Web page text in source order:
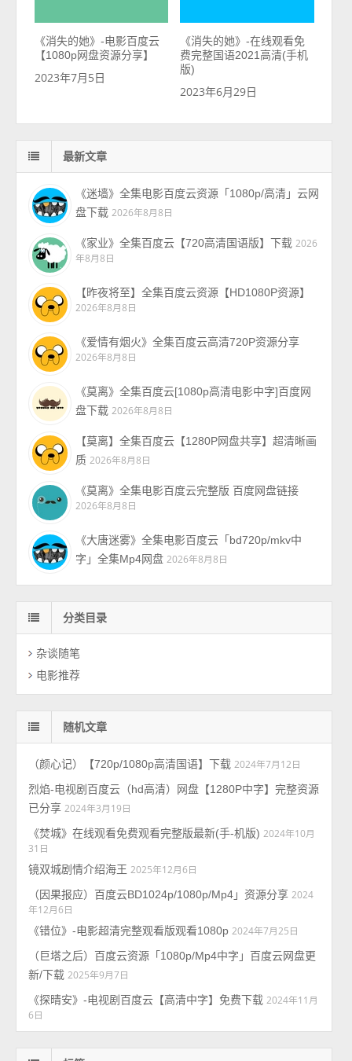
《消失的她》-电影百度云
【1080p网盘资源分享】
2023年7月5日
《消失的她》-在线观看免
费完整国语2021高清(手机
版)
2023年6月29日
最新文章
《迷墙》全集电影百度云资源「1080p/高清」云网
盘下载 2026年8月8日
《家业》全集百度云【720高清国语版】下载 2026
年8月8日
【昨夜将至】全集百度云资源【HD1080P资源】
2026年8月8日
《爱情有烟火》全集百度云高清720P资源分享
2026年8月8日
《莫离》全集百度云[1080p高清电影中字]百度网
盘下载 2026年8月8日
【莫离】全集百度云【1280P网盘共享】超清晰画
质 2026年8月8日
《莫离》全集电影百度云完整版 百度网盘链接
2026年8月8日
《大唐迷雾》全集电影百度云「bd720p/mkv中
字」全集Mp4网盘 2026年8月8日
分类目录
杂谈随笔
电影推荐
随机文章
（颜心记）【720p/1080p高清国语】下载 2024年7月12日
烈焰-电视剧百度云（hd高清）网盘【1280P中字】完整资源
已分享 2024年3月19日
《焚城》在线观看免费观看完整版最新(手-机版) 2024年10月
31日
镜双城剧情介绍海王 2025年12月6日
（因果报应）百度云BD1024p/1080p/Mp4」资源分享 2024
年12月6日
《错位》-电影超清完整观看版观看1080p 2024年7月25日
（巨塔之后）百度云资源「1080p/Mp4中字」百度云网盘更
新/下载 2025年9月7日
《探晴安》-电视剧百度云【高清中字】免费下载 2024年11月
6日